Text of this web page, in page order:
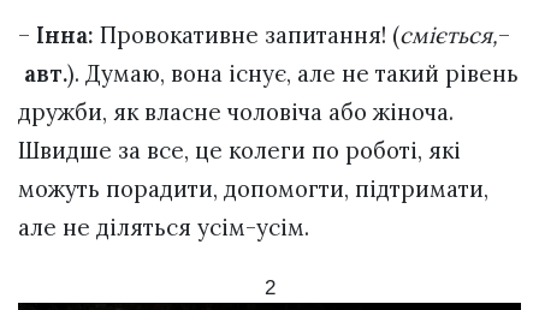
– Інна: Провокативне запитання! (сміється,–
авт.). Думаю, вона існує, але не такий рівень
дружби, як власне чоловіча або жіноча.
Швидше за все, це колеги по роботі, які
можуть порадити, допомогти, підтримати,
але не діляться усім-усім.
2